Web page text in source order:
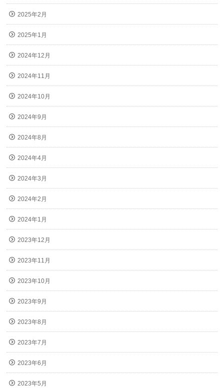
2025年2月
2025年1月
2024年12月
2024年11月
2024年10月
2024年9月
2024年8月
2024年4月
2024年3月
2024年2月
2024年1月
2023年12月
2023年11月
2023年10月
2023年9月
2023年8月
2023年7月
2023年6月
2023年5月